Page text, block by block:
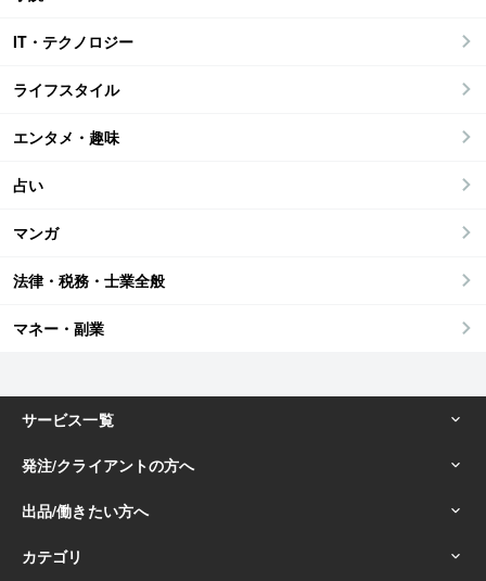
IT・テクノロジー
ライフスタイル
エンタメ・趣味
占い
マンガ
法律・税務・士業全般
マネー・副業